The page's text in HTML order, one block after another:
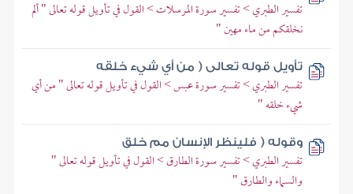
تفسير الطبري > تفسير سورة المرسلات > القول في تأويل قوله تعالى " ألم
نخلقكم من ماء مهين "
تأويل قوله تعالى ( من أي شيء خلقه
تفسير الطبري > تفسير سورة عبس > القول في تأويل قوله تعالى " من أي
شيء خلقه "
وقوله ( فلينظر الإنسان مم خلق
تفسير الطبري > تفسير سورة الطارق > القول في تأويل قوله تعالى "
والسماء والطارق "